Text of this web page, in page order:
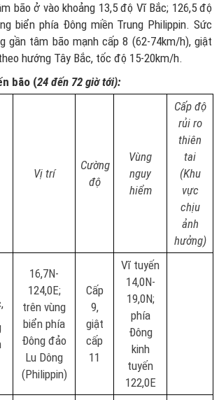
bão ở vào khoảng 13,5 độ Vĩ Bắc; 126,5 độ
biển phía Đông miền Trung Philippin. Sức
gần tâm bão mạnh cấp 8 (62-74km/h), giật
hướng Tây Bắc, tốc độ 15-20km/h.
bão (24 đến 72 giờ tới):
Vị trí
Cường
độ
Vùng
nguy
hiểm
Cấp độ
rủi ro
thiên
tai
(Khu
vực
chịu
ảnh
hưởng)
16,7N-
124,0E;
trên vùng
biển phía
Đông đảo
Lu Dông
(Philippin)
Cấp
9,
giật
cấp
11
Vĩ tuyến
14,0N-
19,0N;
phía
Đông
kinh
tuyến
122,0E